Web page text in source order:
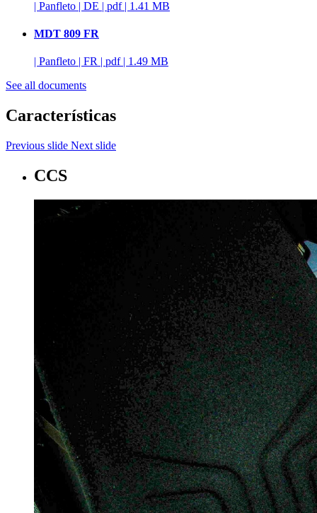
| Panfleto | DE | pdf | 1.41 MB
MDT 809 FR
| Panfleto | FR | pdf | 1.49 MB
See all documents
Características
Previous slide Next slide
CCS